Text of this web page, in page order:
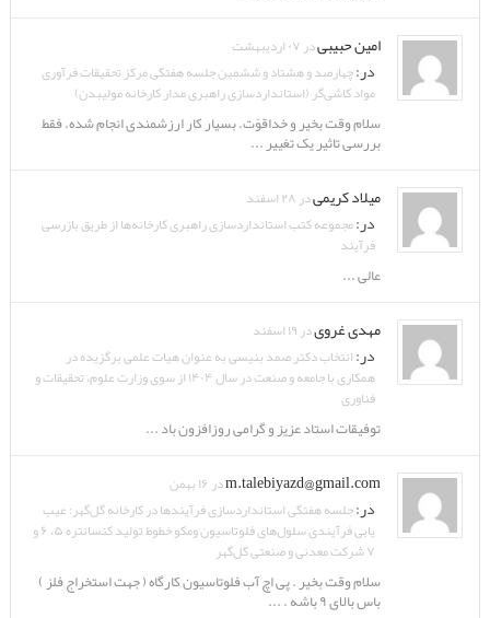
امین حبیبیدر ۰۷ اردیبهشت
در:چهارصد و هشتاد و ششمین جلسه هفتگی مرکز تحقیقات فرآوری
مواد کاشی‌گر (استانداردسازی راهبری مدار کارخانه مولیبدن)
سلام وقت بخیر و خداقوّت. بسیار کار ارزشمندی انجام شده. فقط
بررسی تاثیر یک تغییر ...
میلاد کریمیدر ۲۸ اسفند
در:مجموعه کتب استانداردسازی راهبری کارخانه‌ها از طریق بازرسی
فرآیند
عالی ...
مهدی غرویدر ۱۹ اسفند
در:انتخاب دکتر صمد بنیسی به عنوان هیات علمی برگزیده در
همکاری با جامعه و صنعت در سال ۱۴۰۴ از سوی وزارت علوم، تحقیقات و
فناوری
توفیقات استاد عزیز و گرامی روزافزون باد ...
m.talebiyazd@gmail.comدر ۱۶ بهمن
در:جلسه هفتگی استانداردسازی فرآیندها در کارخانه گل‌گهر: عیب
یابی فرآیندی سلول‌های فلوتاسیون ومکو خطوط تولید کنسانتره ۵، ۶ و
۷ شرکت معدنی و صنعتی گل‌گهر
سلام وقت بخیر . پی اچ آب فلوتاسیون کارگاه ( جهت استخراج فلز )
باس بالای ۹ باشه . ...